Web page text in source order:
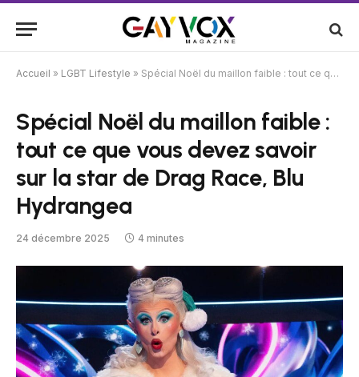
Accueil » LGBT Lifestyle » Spécial Noël du maillon faible : tout ce que vous devez savoir sur la star de Drag Race, Blu Hydrangea
Spécial Noël du maillon faible :
tout ce que vous devez savoir
sur la star de Drag Race, Blu
Hydrangea
24 décembre 2025 4 minutes